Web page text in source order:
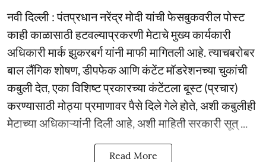
नवी दिल्ली : पंतप्रधान नरेंद्र मोदी यांची फेसबुकवरील पोस्ट
काही काळासाठी हटवल्याप्रकरणी मेटाचे मुख्य कार्यकारी
अधिकारी मार्क झुकरबर्ग यांनी माफी मागितली आहे. त्याचबरोबर
बाल लैंगिक शोषण, डीपफेक आणि कंटेंट मॉडरेशनच्या चुकांची
कबुली देत, एका विशिष्ट प्रकारच्या कंटेंटला बूस्ट (प्रचार)
करण्यासाठी मोठ्या प्रमाणावर पैसे दिले गेले होते, अशी कबुलीही
मेटाच्या अधिकाऱ्यांनी दिली आहे, अशी माहिती सरकारी सूत् ...
Read More